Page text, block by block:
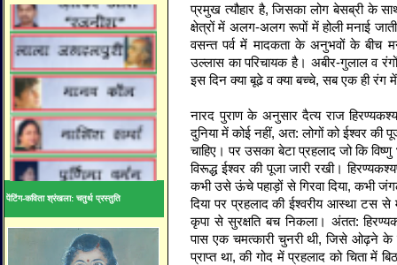
पेंटिंग-कविता श्रंखला: चतुर्थ प्रस्तुति
प्रमुख त्यौहार है, जिसका लोग बेसब्री के
क्षेत्रों में अलग-अलग रूपों में होली मनाई
वसन्त पर्व में मादकता के अनुभवों के बीच
उल्लास का परिचायक है। अबीर-गुलाल व
इस दिन क्या बूढे व क्या बच्चे, सब एक ही
नारद पुराण के अनुसार दैत्य राज
दुनिया में कोई नहीं, अत: लोगों को ईश्वर
चाहिए। पर उसका बेटा प्रहलाद जो कि
विरूद्ध ईश्वर की पूजा जारी रखी।
कभी उसे ऊंचे पहाड़ों से गिरवा दिया, कभी
दिया पर प्रहलाद की ईश्वरीय आस्था टस
कृपा से सुरक्षति बच निकला। अंतत:
पास एक चमत्कारी चुनरी थी, जिसे ओढ़ने के
प्राप्त था, की गोद में प्रहलाद को चिता में